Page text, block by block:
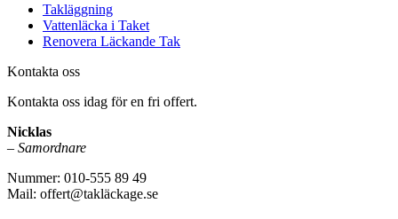
Takläggning
Vattenläcka i Taket
Renovera Läckande Tak
Kontakta oss
Kontakta oss idag för en fri offert.
Nicklas
– Samordnare
Nummer: 010-555 89 49
Mail: offert@takläckage.se